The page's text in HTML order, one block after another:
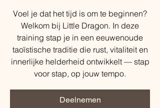
Voel je dat het tijd is om te beginnen?
Welkom bij Little Dragon. In deze
training stap je in een eeuwenoude
taoïstische traditie die rust, vitaliteit en
innerlijke helderheid ontwikkelt — stap
voor stap, op jouw tempo.
Deelnemen